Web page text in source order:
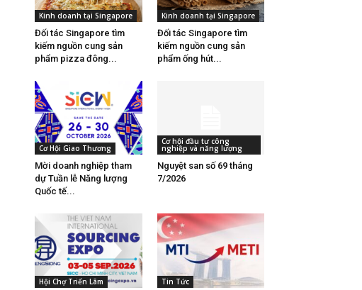
Kinh doanh tại Singapore
Đối tác Singapore tìm
kiếm nguồn cung sản
phẩm pizza đông...
Kinh doanh tại Singapore
Đối tác Singapore tìm
kiếm nguồn cung sản
phẩm ống hút...
Cơ Hội Giao Thương
Mời doanh nghiệp tham
dự Tuần lễ Năng lượng
Quốc tế...
Cơ hội đầu tư công
nghiệp và năng lượng
Nguyệt san số 69 tháng
7/2026
Hội Chợ Triển Lãm Tin Tức